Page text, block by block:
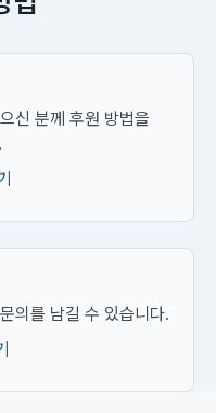
신 분께 후원 방법을
의를 남길 수 있습니다.